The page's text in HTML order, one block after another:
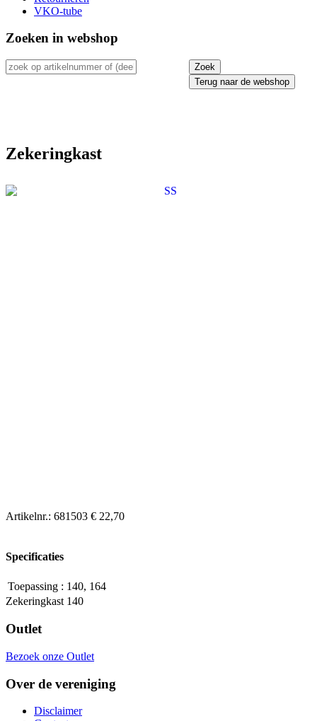
VKO-tube
Zoeken in webshop
Terug naar de webshop
Zekeringkast
Artikelnr.: 681503 € 22,70
Specificaties
Toepassing : 140, 164
Zekeringkast 140
Outlet
Bezoek onze Outlet
Over de vereniging
Disclaimer